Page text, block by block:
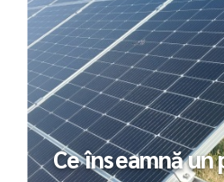
Ce înseamnă